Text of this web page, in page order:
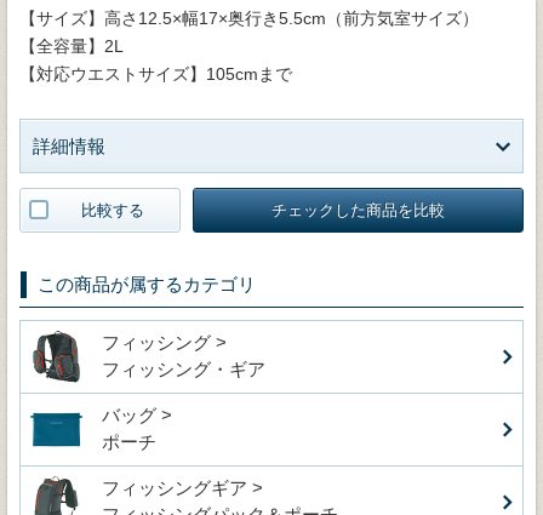
【サイズ】高さ12.5×幅17×奥行き5.5cm（前方気室サイズ）
【全容量】2L
【対応ウエストサイズ】105cmまで
詳細情報
比較する チェックした商品を比較
この商品が属するカテゴリ
フィッシング >
フィッシング・ギア
バッグ >
ポーチ
フィッシングギア >